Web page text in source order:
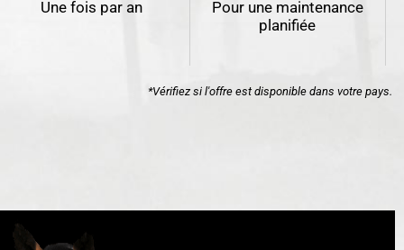
Une fois par an
Pour une maintenance
planifiée
*Vérifiez si l'offre est disponible dans votre pays.